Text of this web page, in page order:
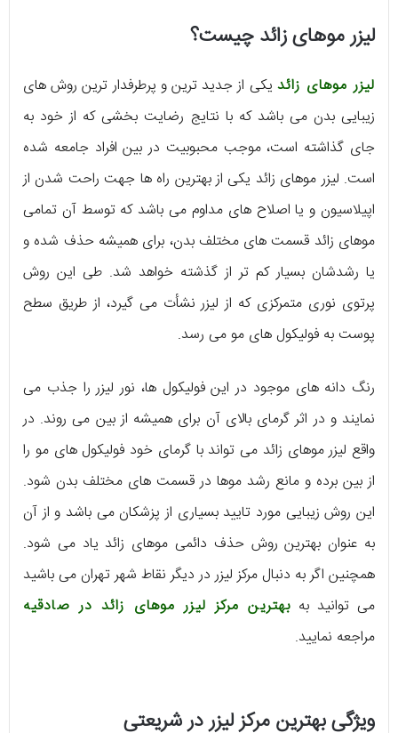
لیزر موهای زائد چیست؟
لیزر موهای زائد یکی از جدید ترین و پرطرفدار ترین روش های
زیبایی بدن می باشد که با نتایج رضایت بخشی که از خود به
جای گذاشته است، موجب محبوبیت در بین افراد جامعه شده
است. لیزر موهای زائد یکی از بهترین راه ها جهت راحت شدن از
اپیلاسیون و یا اصلاح های مداوم می باشد که توسط آن تمامی
موهای زائد قسمت های مختلف بدن، برای همیشه حذف شده و
یا رشدشان بسیار کم تر از گذشته خواهد شد. طی این روش
پرتوی نوری متمرکزی که از لیزر نشأت می گیرد، از طریق سطح
پوست به فولیکول های مو می رسد.
رنگ دانه های موجود در این فولیکول ها، نور لیزر را جذب می
نمایند و در اثر گرمای بالای آن برای همیشه از بین می روند. در
واقع لیزر موهای زائد می تواند با گرمای خود فولیکول های مو را
از بین برده و مانع رشد موها در قسمت های مختلف بدن شود.
این روش زیبایی مورد تایید بسیاری از پزشکان می باشد و از آن
به عنوان بهترین روش حذف دائمی موهای زائد یاد می شود.
همچنین اگر به دنبال مرکز لیزر در دیگر نقاط شهر تهران می باشید
می توانید به بهترین مرکز لیزر موهای زائد در صادقیه
مراجعه نمایید.
ویژگی بهترین مرکز لیزر در شریعتی